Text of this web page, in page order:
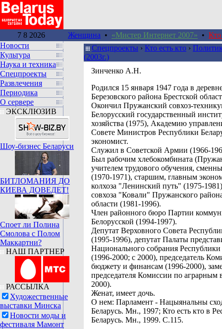
7 8 2026 Женщина • «Мистер Интернет 2007» • Кто
Новости
Культура
Наука и техника
Спецпроекты
Развлечения
Периодика
О сервере
ЭКСКЛЮЗИВ
Шоу-бизнес Беларуси
БИТЛОМАНИЯ ДО
КИЕВА ДОВЕДЕТ!
Споет ли Полина
Смолова с Полом
Маккартни?
НАШ ПАРТНЕР
РАССЫЛКА
Художественные
выставки Минска
Новости моды и
фестиваля Мамонт
Спецпроекты › Кто есть кто ›
(2003г.)
Зинченко А.Н.
Pодился 15 января 1947 года в
Березовского района Брестской
Окончил Пружанский совхоз-
Белорусский государственный
хозяйства (1975), Академию
Совете Министров Республики
экономист.
Служил в Советской Армии (1966-
Был рабочим хлебокомбината
учителем трудового обучения,
(1970-1971), старшим, главным
колхоза "Ленинский путь" (1975-
совхоза "Ковали" Пружанского
области (1981-1996).
Член районного бюро Партии
Белорусской (1994-1997).
Депутат Верховного Совета
(1995-1996), депутат Палаты
Национального собрания Республики
(1996-2000; с 2000), председатель
бюджету и финансам (1996-2000),
председателя Комиссии по аграрным
2000).
Женат, имеет дочь.
О нем: Парламент - Нацыянальны сход
Беларусь. Мн., 1997; Кто есть кто в
Беларусь. Мн., 1999. С.115.